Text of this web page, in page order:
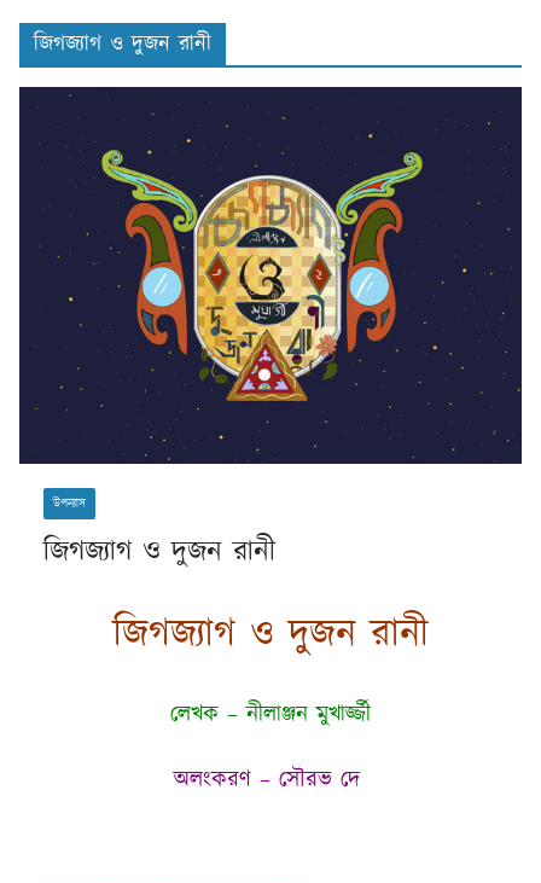
জিগজ্যাগ ও দুজন রানী
উপন্যাস
জিগজ্যাগ ও দুজন রানী
জিগজ্যাগ ও দুজন রানী
লেখক – নীলাঞ্জন মুখার্জ্জী
অলংকরণ – সৌরভ দে